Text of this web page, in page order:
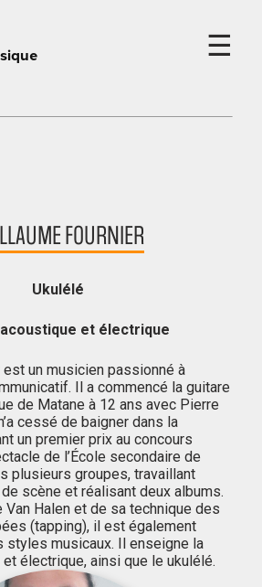
☰
FOURNIER
Ukulélé
et électrique
est un musicien passionné à
Il a commencé la guitare
de Matane à 12 ans avec Pierre
cessé de baigner dans la
un premier prix au concours
de l’École secondaire de
plusieurs groupes, travaillant
scène et réalisant deux albums.
Van Halen et de sa technique des
(tapping), il est également
styles musicaux. Il enseigne la
électrique, ainsi que le ukulélé.